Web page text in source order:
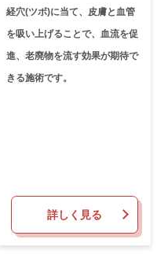
経穴(ツボ)に当て、皮膚と血管
を吸い上げることで、血流を促
進、老廃物を流す効果が期待で
きる施術です。
詳しく見る